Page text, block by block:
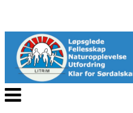
Veksle
navigasjon